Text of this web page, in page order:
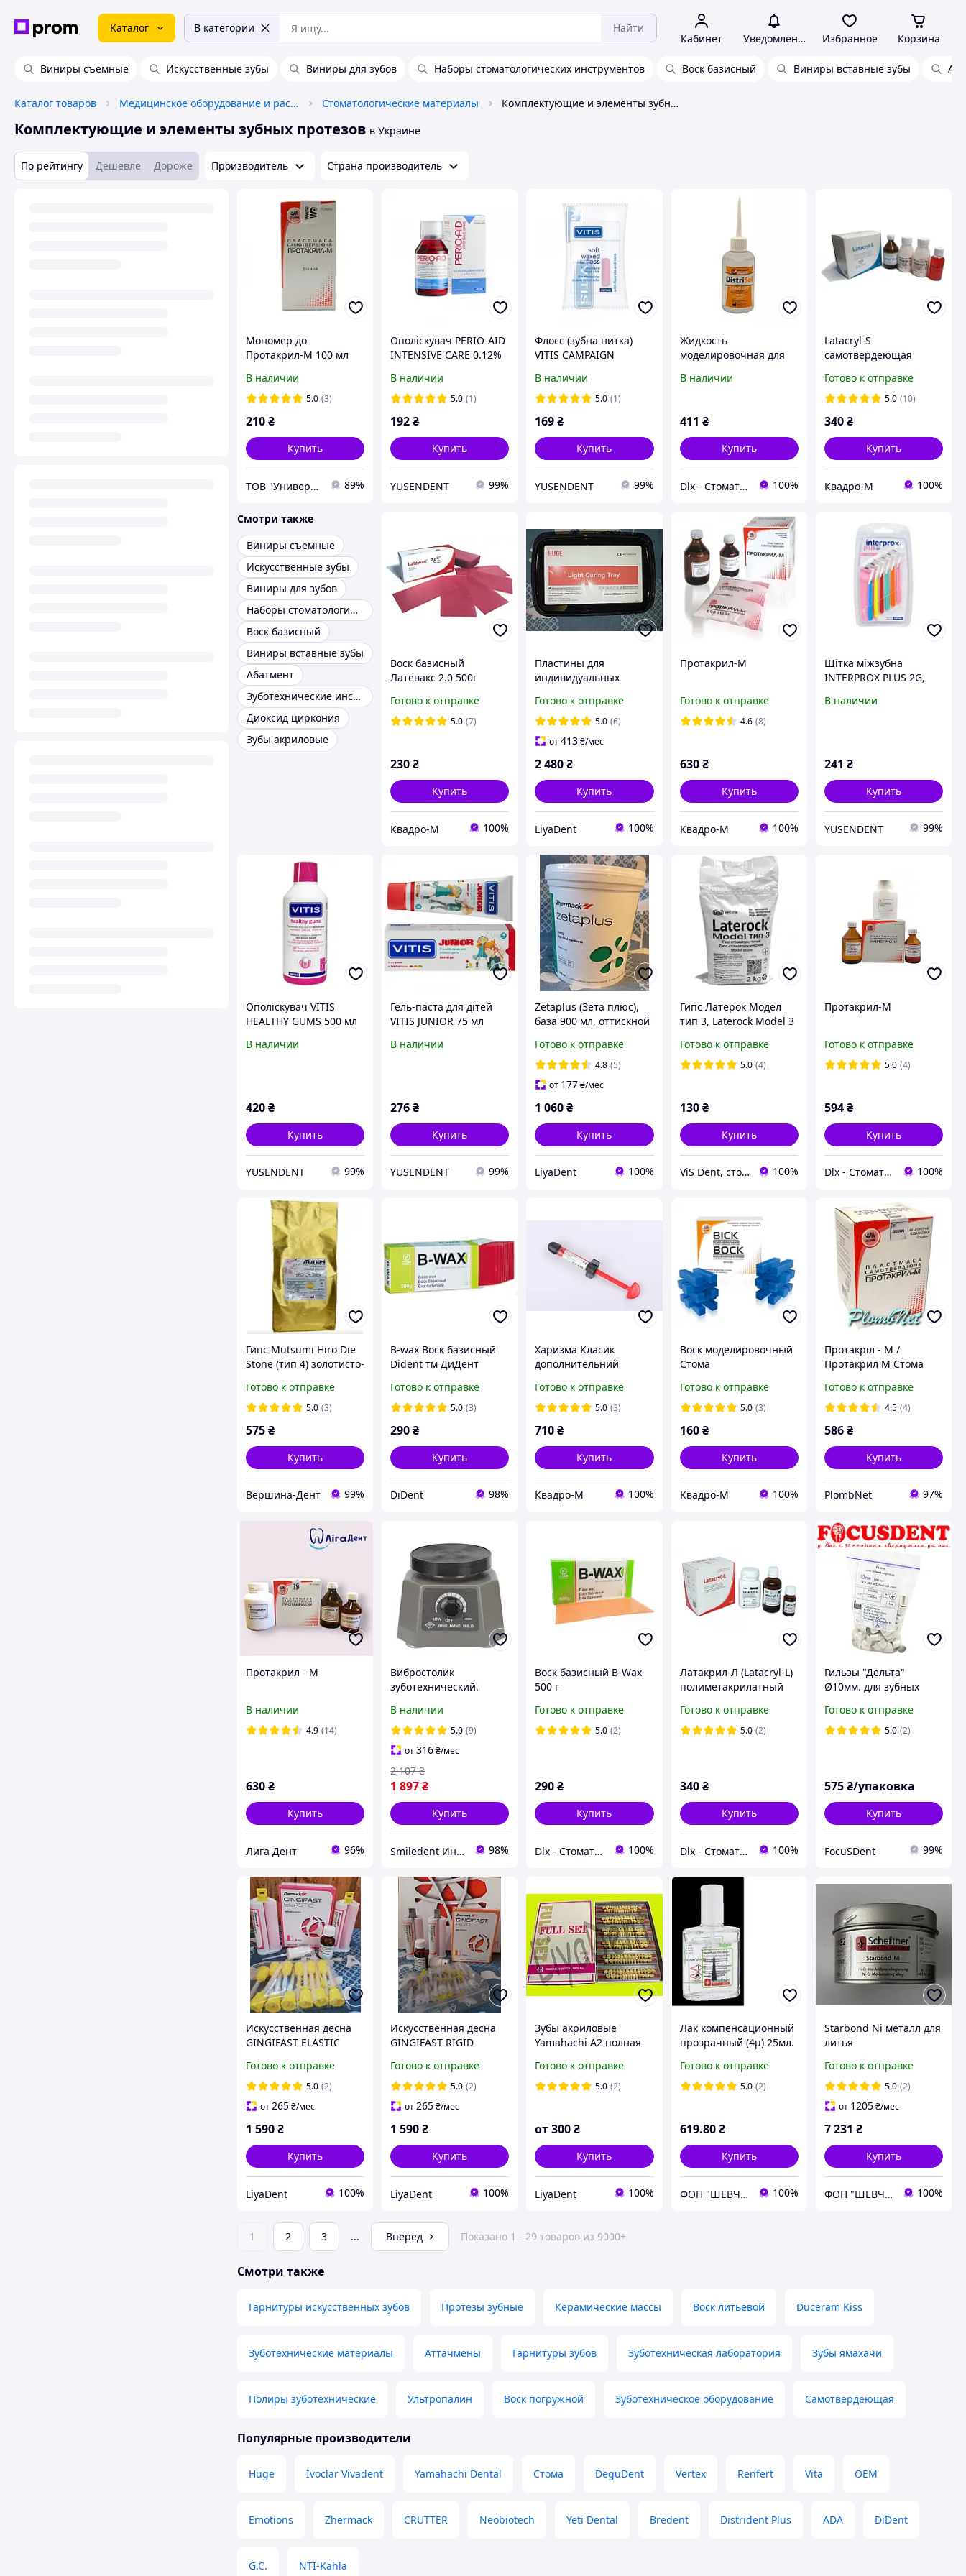
Каталог В категории Найти
Кабинет Уведомления Избранное Корзина
Виниры съемные Искусственные зубы Виниры для зубов Наборы стоматологических инструментов Воск базисный Виниры вставные зубы
Каталог товаров Медицинское оборудование и расходные материалы Стоматологические материалы Комплектующие и элементы зубных протезов
Комплектующие и элементы зубных протезов в Украине
По рейтингу Дешевле Дороже Производитель Страна производитель
Мономер до
Протакрил-М 100 мл
В наличии
5.0 (3)
210₴
Купить
ТОВ "Универсал дент" 89%
Ополіскувач PERIO-AID
INTENSIVE CARE 0.12%
В наличии
5.0 (1)
192₴
Купить
YUSENDENT 99%
Флосс (зубна нитка)
VITIS CAMPAIGN
В наличии
5.0 (1)
169₴
Купить
YUSENDENT 99%
Жидкость
моделировочная для
Ceramic Model Liquid)
В наличии
411 ₴
Купить
Dlx - Стоматологические материалы, инструментарий и оборудование 100%
Latacryl-S
самотвердеющая
+ 100 мл Латакрил С
РОЗОВЫЙ
Готово к отправке
5.0 (10)
340₴
Купить
Квадро-М 100%
Смотри также
Виниры съемные
Искусственные зубы
Виниры для зубов
Наборы стоматологических инструментов
Воск базисный
Виниры вставные зубы
Абатмент
Зуботехнические инструменты
Диоксид циркония
Зубы акриловые
Воск базисный
Латевакс 2.0 500г
Готово к отправке
5.0 (7)
230₴
Купить
Квадро-М 100%
Пластины для
индивидуальных
Германия
Готово к отправке
5.0 (6)
от413₴/мес
2 480₴
Купить
LiyaDent 100%
Протакрил-М
Готово к отправке
4.6 (8)
630 ₴
Купить
Квадро-М 100%
Щітка міжзубна
INTERPROX PLUS 2G,
В наличии
241 ₴
Купить
YUSENDENT 99%
Ополіскувач VITIS
HEALTHY GUMS 500 мл
В наличии
420₴
Купить
YUSENDENT 99%
Гель-паста для дітей
VITIS JUNIOR 75 мл
В наличии
276₴
Купить
YUSENDENT 99%
Zetaplus (Зета плюс),
база 900 мл, оттискной
силикон,Zhermack ,
Польша
Готово к отправке
4.8 (5)
от 177₴/мес
1 060₴
Купить
LiyaDent 100%
Гипс Латерок Модел
тип 3, Laterock Model 3
Готово к отправке
5.0 (4)
130 ₴
Купить
ViS Dent, стоматологічні матеріали 100%
Протакрил-М
Готово к отправке
5.0 (4)
594₴
Купить
Dlx - Стоматологические материалы, инструментарий и оборудование 100%
Гипс Mutsumi Hiro Die
Stone (тип 4) золотисто-
Хиро-Дай-Стон
Готово к отправке
5.0 (3)
575₴
Купить
Вершина-Дент 99%
B-wax Воск базисный
Dident тм ДиДент
Готово к отправке
5.0 (3)
290₴
Купить
DiDent 98%
Харизма Класик
дополнительний
Classic
Готово к отправке
5.0 (3)
710₴
Купить
Квадро-М 100%
Воск моделировочный
Стома
Готово к отправке
5.0 (3)
160 ₴
Купить
Квадро-М 100%
Протакріл - М /
Протакрил М Стома
Готово к отправке
4.5 (4)
586₴
Купить
PlombNet 97%
Протакрил - М
В наличии
4.9 (14)
630₴
Купить
Лига Дент 96%
Вибростолик
зуботехнический.
В наличии
5.0 (9)
от316₴/мес
1 897₴
2 107 ₴
Купить
Smiledent Интернет-магазин стоматологических и зуботехнических материалов 98%
Воск базисный B-Wax
500 г
Готово к отправке
5.0 (2)
290₴
Купить
Dlx - Стоматологические материалы, инструментарий и оборудование 100%
Латакрил-Л (Latacryl-L)
полиметакрилатный
материал 80 г + 50 г +
10 мл
Готово к отправке
5.0 (2)
340 ₴
Купить
Dlx - Стоматологические материалы, инструментарий и оборудование 100%
Гильзы "Дельта"
Ø10мм. для зубных
Готово к отправке
5.0 (2)
575₴/упаковка
Купить
FocuSDent 99%
Искусственная десна
GINGIFAST ELASTIC
мягкая, Zhermack,
Польша
Готово к отправке
5.0 (2)
от265₴/мес
1 590₴
Купить
LiyaDent 100%
Искусственная десна
GINGIFAST RIGID
твердая, Zhermack,
Польша
Готово к отправке
5.0 (2)
от265₴/мес
1 590₴
Купить
LiyaDent 100%
Зубы акриловые
Yamahachi А2 полная
Зубы Акриловые
Двухслойные Ямахачи
Готово к отправке
5.0 (2)
от300₴
Купить
LiyaDent 100%
Лак компенсационный
прозрачный (4µ) 25мл.
Готово к отправке
5.0 (2)
619.80 ₴
Купить
ФОП "ШЕВЧУК ОЛЕГ МИХАЙЛОВИЧ" 100%
Starbond Ni металл для
литья
Готово к отправке
5.0 (2)
от 1205₴/мес
7 231 ₴
Купить
ФОП "ШЕВЧУК ОЛЕГ МИХАЙЛОВИЧ" 100%
1 2 3 ... Вперед Показано 1 - 29 товаров из 9000+
Смотри также
Гарнитуры искусственных зубов Протезы зубные Керамические массы Воск литьевой Duceram Kiss
Зуботехнические материалы Аттачмены Гарнитуры зубов Зуботехническая лаборатория Зубы ямахачи
Полиры зуботехнические Ультропалин Воск погружной Зуботехническое оборудование Самотвердеющая
Популярные производители
Huge Ivoclar Vivadent Yamahachi Dental Стома DeguDent Vertex Renfert Vita OEM
Emotions Zhermack CRUTTER Neobiotech Yeti Dental Bredent Distrident Plus ADA DiDent
G.C. NTI-Kahla